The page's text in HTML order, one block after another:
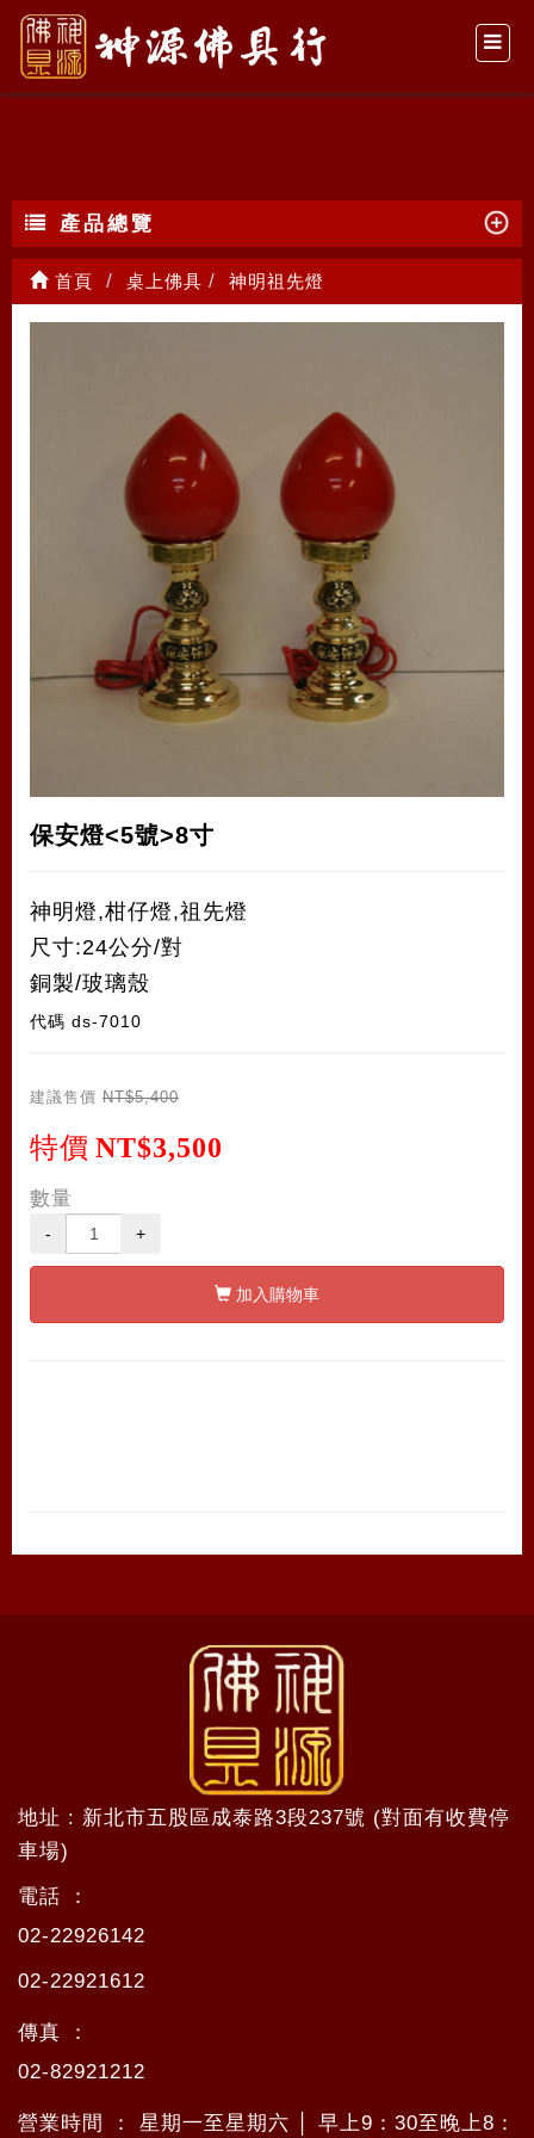
神明祖先燈
產品總覽
首頁 桌上佛具 神明祖先燈
保安燈<5號>8寸
神明燈,柑仔燈,祖先燈
尺寸:24公分/對
銅製/玻璃殼
代碼 ds-7010
建議售價 NT$5,400
特價 NT$3,500
數量
- +
加入購物車
地址 : 新北市五股區成泰路3段237號 (對面有收費停
車場)
電話 ：
02-22926142
02-22921612
傳真 ：
02-82921212
營業時間 ： 星期一至星期六 │ 早上9：30至晚上8：